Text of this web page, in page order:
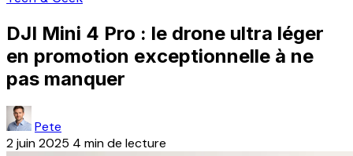
DJI Mini 4 Pro : le drone ultra léger
en promotion exceptionnelle à ne
pas manquer
Pete
2 juin 2025 4 min de lecture